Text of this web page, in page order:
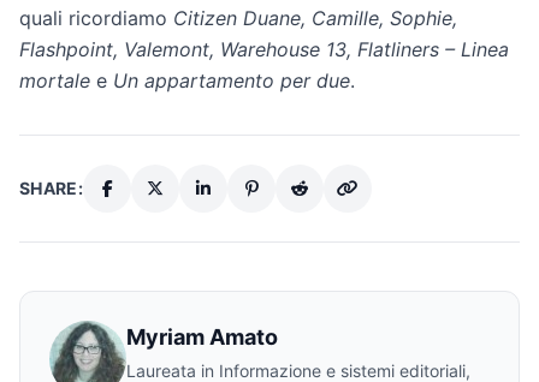
quali ricordiamo Citizen Duane, Camille, Sophie,
Flashpoint, Valemont, Warehouse 13, Flatliners – Linea
mortale e Un appartamento per due.
SHARE:
Myriam Amato
Laureata in Informazione e sistemi editoriali,